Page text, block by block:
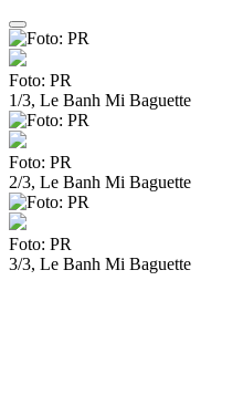
Foto: PR
1/3, Le Banh Mi Baguette
Foto: PR
2/3, Le Banh Mi Baguette
Foto: PR
3/3, Le Banh Mi Baguette